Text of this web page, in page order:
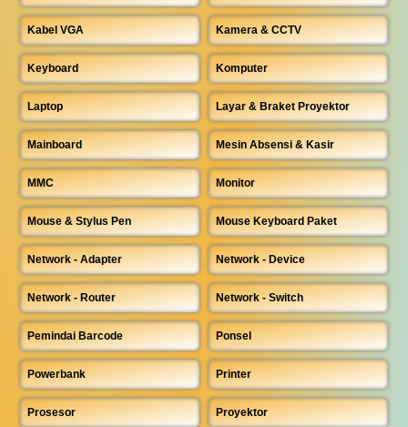
Kabel VGA Kamera & CCTV
Keyboard Komputer
Laptop Layar & Braket Proyektor
Mainboard Mesin Absensi & Kasir
MMC Monitor
Mouse & Stylus Pen Mouse Keyboard Paket
Network - Adapter Network - Device
Network - Router Network - Switch
Pemindai Barcode Ponsel
Powerbank Printer
Prosesor Proyektor